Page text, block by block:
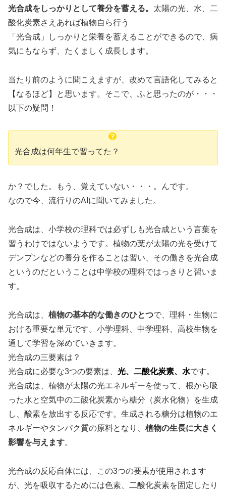
光合成をしっかりとして養分を蓄える。 太陽の光、水、二
酸化炭素さえあれば植物自ら行う
「光合成」しっかりと栄養を蓄えることができるので、病
気にもならず、たくましく成長します。
当たり前のように聞こえますが、改めて言語化してみると
【なるほど】と思います。そこで、ふと思ったのが・・・
以下の疑問！
光合成は何年生で習ってた？
か？でした。もう、覚えていない・・・。んです。
なので今、流行りのAIに聞いてみました。
光合成は、小学校の理科では必ずしも光合成という言葉を
習うわけではないようです。植物の葉が太陽の光を受けて
デンプンなどの養分を作ることは習い、 その働きを光合成
というのだということは中学校の理科ではっきりと習いま
す。
光合成は、 植物の基本的な働きのひとつで、理科・生物に
おける重要な単元です。 小学理科、中学理科、高校生物を
通して学習を深めていきます。
光合成の三要素は？
光合成に必要な3つの要素は、 光、二酸化炭素、水です。
光合成は、植物が太陽の光エネルギーを使って、根から吸
った水と空気中の二酸化炭素から糖分（炭水化物）を生成
し、酸素を放出する反応です。 生成される糖分は植物のエ
ネルギーやタンパク質の原料となり、 植物の生長に大きく
影響を与えます。
光合成の反応自体には、この3つの要素が使用されます
が、光を吸収するためには色素、二酸化炭素を固定したり